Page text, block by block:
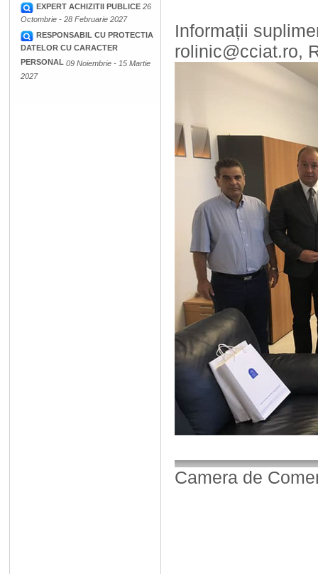
EXPERT ACHIZITII PUBLICE 26
Octombrie - 28 Februarie 2027
RESPONSABIL CU PROTECTIA
DATELOR CU CARACTER
PERSONAL 09 Noiembrie - 15 Martie
2027
Informații
rolinic@cciat.ro,
Camera de